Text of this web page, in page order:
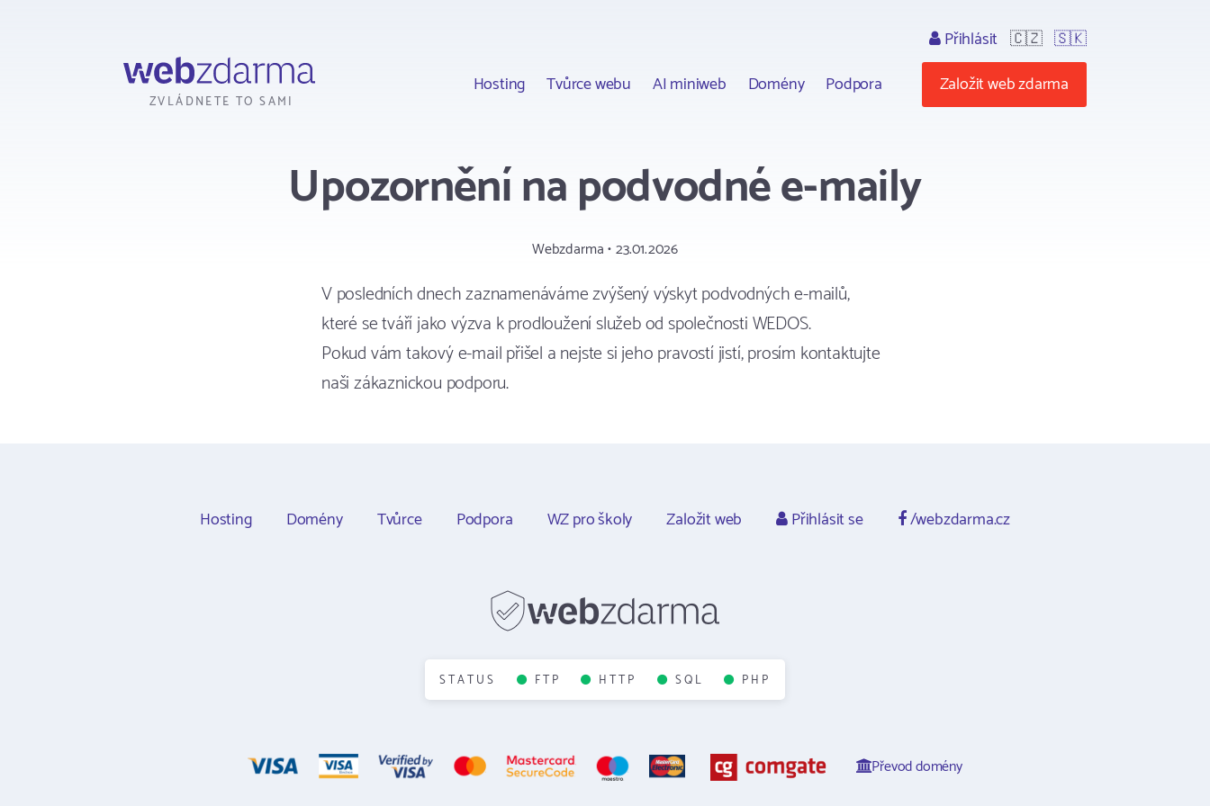
ZVLÁDNETE TO SAMI
Hosting Tvůrce webu AI miniweb Domény Podpora
Přihlásit 🇨🇿 🇸🇰
Založit web zdarma
Upozornění na podvodné e-maily
Webzdarma • 23.01.2026
V posledních dnech zaznamenáváme zvýšený výskyt podvodných e-mailů,
které se tváří jako výzva k prodloužení služeb od společnosti WEDOS.
Pokud vám takový e-mail přišel a nejste si jeho pravostí jistí, prosím kontaktujte
naši zákaznickou podporu.
Hosting Domény Tvůrce Podpora WZ pro školy Založit web Přihlásit se /webzdarma.cz
STATUS FTP HTTP SQL PHP
Převod domény